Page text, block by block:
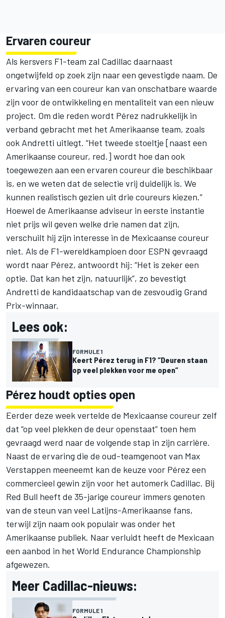
Ervaren coureur
Als kersvers F1-team zal Cadillac daarnaast
ongetwijfeld op zoek zijn naar een gevestigde naam. De
ervaring van een coureur kan van onschatbare waarde
zijn voor de ontwikkeling en mentaliteit van een nieuw
project. Om die reden wordt Pérez nadrukkelijk in
verband gebracht met het Amerikaanse team, zoals
ook Andretti uitlegt. “Het tweede stoeltje [naast een
Amerikaanse coureur, red.] wordt hoe dan ook
toegewezen aan een ervaren coureur die beschikbaar
is, en we weten dat de selectie vrij duidelijk is. We
kunnen realistisch gezien uit drie coureurs kiezen.”
Hoewel de Amerikaanse adviseur in eerste instantie
niet prijs wil geven welke drie namen dat zijn,
verschuilt hij zijn interesse in de Mexicaanse coureur
niet. Als de F1-wereldkampioen door ESPN gevraagd
wordt naar Pérez, antwoordt hij: “Het is zeker een
optie. Dat kan het zijn, natuurlijk”, zo bevestigt
Andretti de kandidaatschap van de zesvoudig Grand
Prix-winnaar.
Lees ook:
FORMULE 1
Keert Pérez terug in F1? “Deuren staan
op veel plekken voor me open”
Pérez houdt opties open
Eerder deze week vertelde de Mexicaanse coureur zelf
dat “op veel plekken de deur openstaat” toen hem
gevraagd werd naar de volgende stap in zijn carrière.
Naast de ervaring die de oud-teamgenoot van Max
Verstappen meeneemt kan de keuze voor Pérez een
commercieel gewin zijn voor het automerk Cadillac. Bij
Red Bull heeft de 35-jarige coureur immers genoten
van de steun van veel Latijns-Amerikaanse fans,
terwijl zijn naam ook populair was onder het
Amerikaanse publiek. Naar verluidt heeft de Mexicaan
een aanbod in het World Endurance Championship
afgewezen.
Meer Cadillac-nieuws:
FORMULE 1